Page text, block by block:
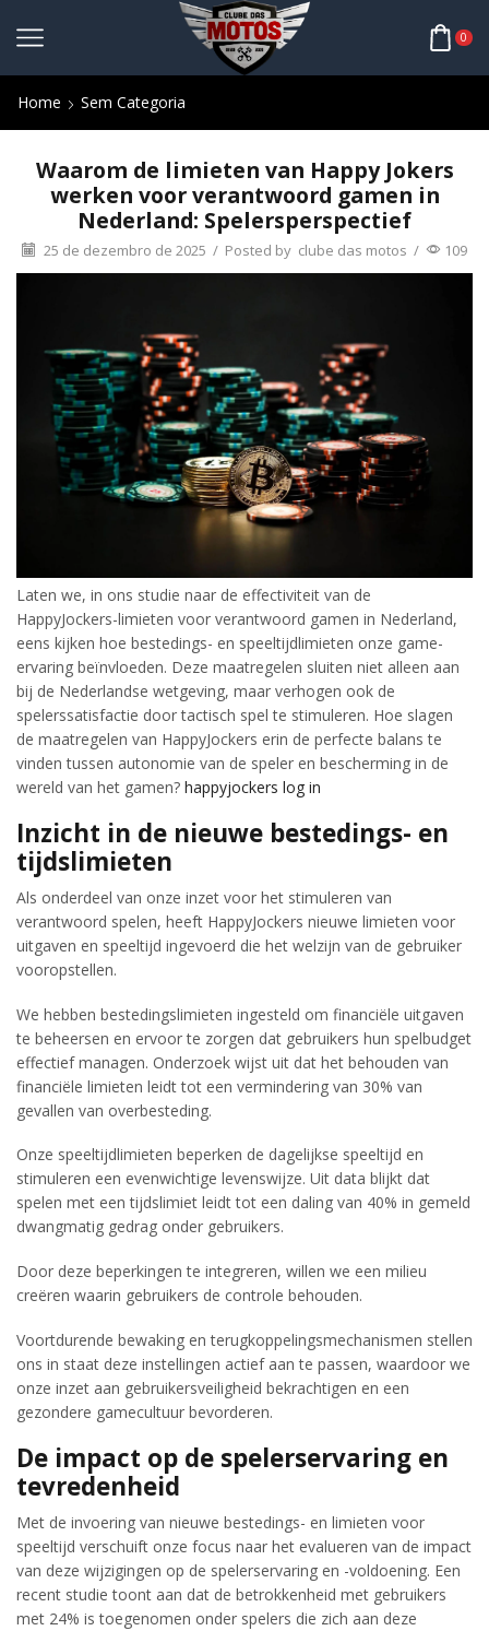
0
Home Sem Categoria
Waarom de limieten van Happy Jokers
werken voor verantwoord gamen in
Nederland: Spelersperspectief
25 de dezembro de 2025 / Posted by clube das motos / 109
Laten we, in ons studie naar de effectiviteit van de
HappyJockers-limieten voor verantwoord gamen in Nederland,
eens kijken hoe bestedings- en speeltijdlimieten onze game-
ervaring beïnvloeden. Deze maatregelen sluiten niet alleen aan
bij de Nederlandse wetgeving, maar verhogen ook de
spelerssatisfactie door tactisch spel te stimuleren. Hoe slagen
de maatregelen van HappyJockers erin de perfecte balans te
vinden tussen autonomie van de speler en bescherming in de
wereld van het gamen? happyjockers log in
Inzicht in de nieuwe bestedings- en
tijdslimieten
Als onderdeel van onze inzet voor het stimuleren van
verantwoord spelen, heeft HappyJockers nieuwe limieten voor
uitgaven en speeltijd ingevoerd die het welzijn van de gebruiker
vooropstellen.
We hebben bestedingslimieten ingesteld om financiële uitgaven
te beheersen en ervoor te zorgen dat gebruikers hun spelbudget
effectief managen. Onderzoek wijst uit dat het behouden van
financiële limieten leidt tot een vermindering van 30% van
gevallen van overbesteding.
Onze speeltijdlimieten beperken de dagelijkse speeltijd en
stimuleren een evenwichtige levenswijze. Uit data blijkt dat
spelen met een tijdslimiet leidt tot een daling van 40% in gemeld
dwangmatig gedrag onder gebruikers.
Door deze beperkingen te integreren, willen we een milieu
creëren waarin gebruikers de controle behouden.
Voortdurende bewaking en terugkoppelingsmechanismen stellen
ons in staat deze instellingen actief aan te passen, waardoor we
onze inzet aan gebruikersveiligheid bekrachtigen en een
gezondere gamecultuur bevorderen.
De impact op de spelerservaring en
tevredenheid
Met de invoering van nieuwe bestedings- en limieten voor
speeltijd verschuift onze focus naar het evalueren van de impact
van deze wijzigingen op de spelerservaring en -voldoening. Een
recent studie toont aan dat de betrokkenheid met gebruikers
met 24% is toegenomen onder spelers die zich aan deze